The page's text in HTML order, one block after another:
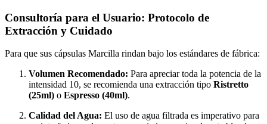
Consultoría para el Usuario: Protocolo de
Extracción y Cuidado
Para que sus cápsulas Marcilla rindan bajo los estándares de fábrica:
Volumen Recomendado: Para apreciar toda la potencia de la
intensidad 10, se recomienda una extracción tipo Ristretto
(25ml) o Espresso (40ml).
Calidad del Agua: El uso de agua filtrada es imperativo para